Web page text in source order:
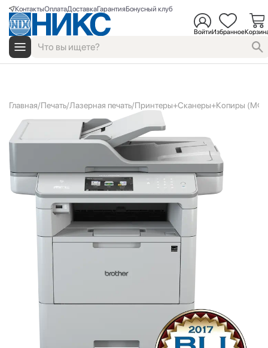
КонтактыОплатаДоставкаГарантияБонусный клуб
ВойтиИзбранное
Главная Печать Лазерная печать Принтеры+Сканеры+Копиры